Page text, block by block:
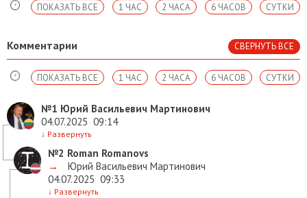
СУТКИ
6 ЧАСОВ
2 ЧАСА
1 ЧАС
ПОКАЗАТЬ ВСЕ
Комментарии СВЕРНУТЬ ВСЕ
СУТКИ
6 ЧАСОВ
2 ЧАСА
1 ЧАС
ПОКАЗАТЬ ВСЕ
№1 Юрий Васильевич Мартинович
04.07.2025 09:14
↓ Развернуть
№2 Roman Romanovs
→
Юрий Васильевич Мартинович
04.07.2025 09:33
↓ Развернуть